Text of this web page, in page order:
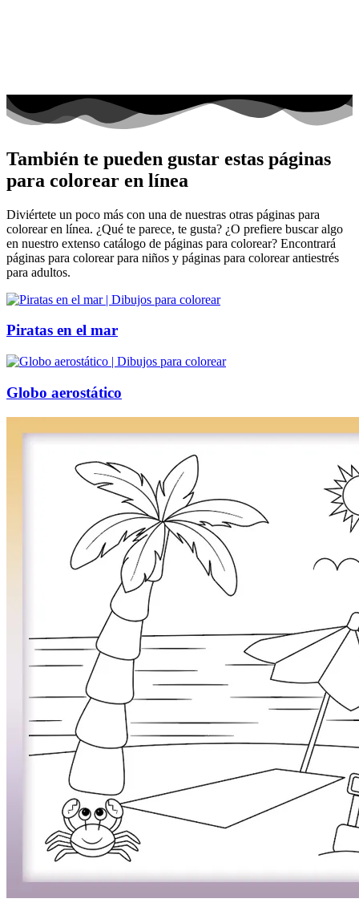
También te pueden gustar estas páginas
para colorear en línea
Diviértete un poco más con una de nuestras otras páginas para
colorear en línea. ¿Qué te parece, te gusta? ¿O prefiere buscar algo
en nuestro extenso catálogo de páginas para colorear? Encontrará
páginas para colorear para niños y páginas para colorear antiestrés
para adultos.
Piratas en el mar
Globo aerostático